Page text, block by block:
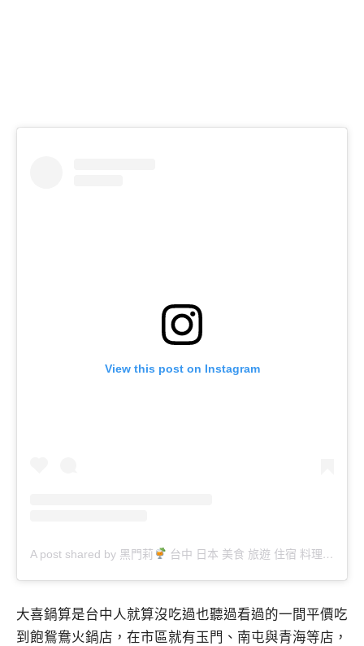
View this post on Instagram
A post shared by 黑門莉 台中 日本 美食 旅遊 住宿 料理 酒吧 (@wgfanthdn)
大喜鍋算是台中人就算沒吃過也聽過看過的一間平價吃
到飽鴛鴦火鍋店，在市區就有玉門、南屯與青海等店，